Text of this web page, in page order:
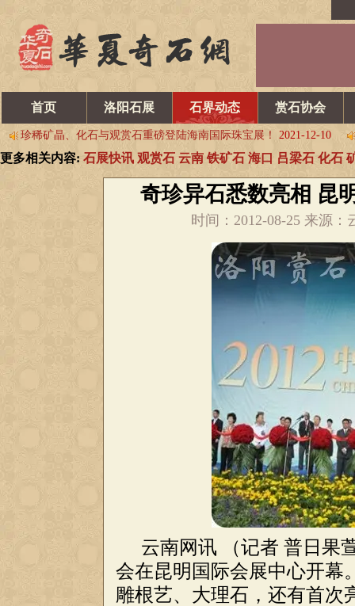
首页 洛阳石展 石界动态 赏石协会
文人与石——苏东坡 组图 2022-05-10
洛阳奇石古玩文化城中的
关于“中国洛阳第三十一届国际赏石文化艺术展暨 交易会”延期
邀请函 | “黎氏阁杯”中国·太原第十四届赏石文化博览会 2022-02-28
珍稀矿晶、化石与观赏石重磅登陆海南国际珠宝展！ 2021-12-10
​中国·西安 丝绸之路赏石文化博览会即将盛大开幕！
2021-11-20
文人与石——苏东坡 组图 2022-05-10
洛阳奇石古玩文化城中的
关于“中国洛阳第三十一届国际赏石文化艺术展暨 交易会”延期 2022-
邀请函 | “黎氏阁杯”中国·太原第十四届赏石文化博览会
2022-02-28
珍稀矿晶、化石与观赏石重磅登陆海南国际珠宝展！
2021-12-10
​中国·西安 丝绸之路赏石文化博览会即将盛大开幕！
2021-11-20
更多相关内容: 石展快讯 观赏石 云南 铁矿石 海口 吕梁石 化石
奇珍异石悉数亮相 昆
时间：2012-08-25 来源
云南网讯 （记者 普日果
会在昆明国际会展中心开幕
雕根艺、大理石，还有首次